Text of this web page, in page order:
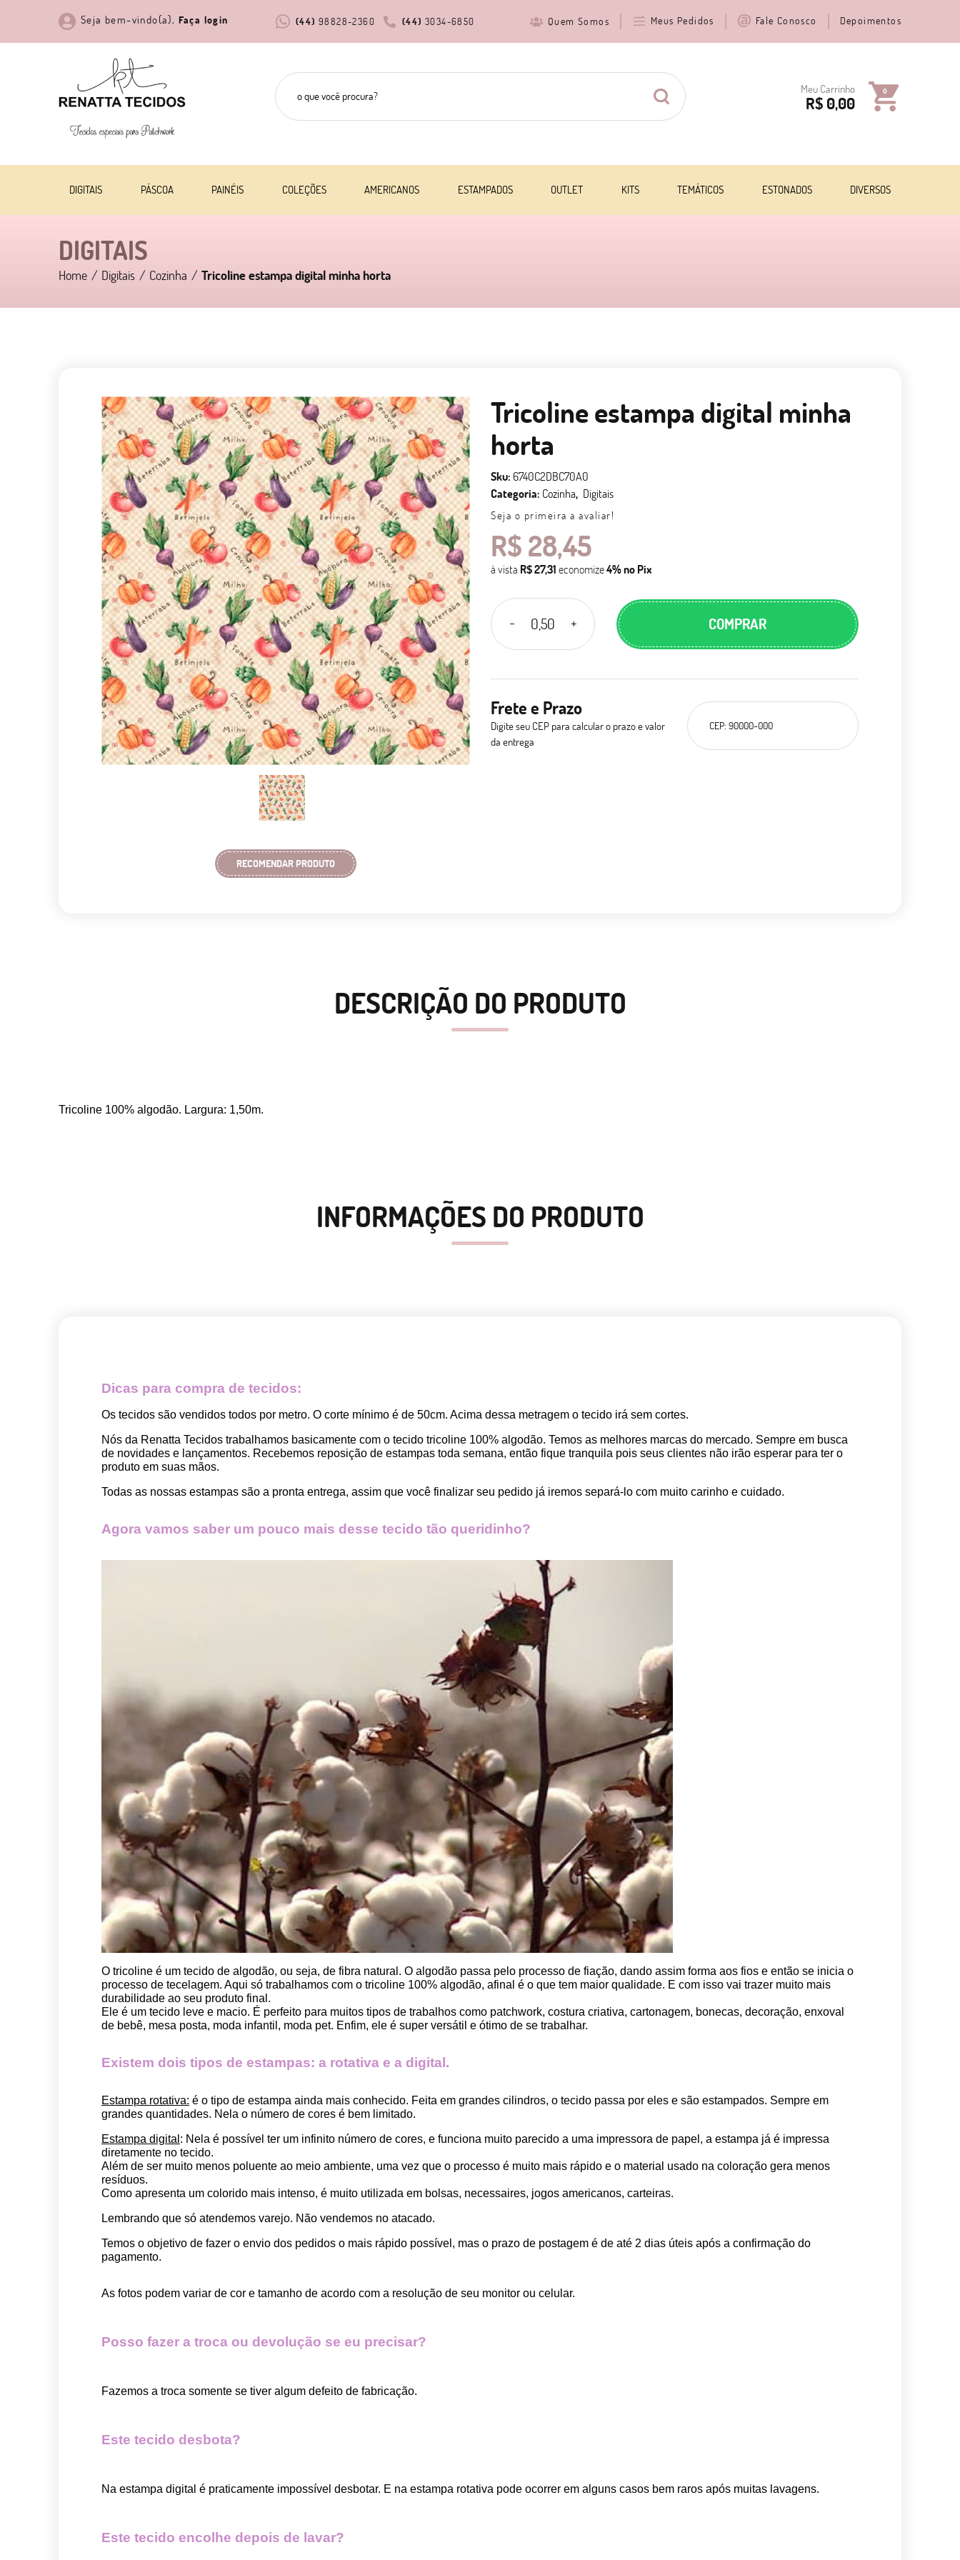
Seja bem-vindo(a), Faça login (44) 3034-6850
(44) 98828-2360 Quem Somos Meus Pedidos Fale Conosco Depoimentos
Meu Carrinho 0
R$ 0,00
DIGITAIS PÁSCOA PAINÉIS COLEÇÕES AMERICANOS ESTAMPADOS OUTLET KITS TEMÁTICOS ESTONADOS DIVERSOS
DIGITAIS
Home Digitais Cozinha Tricoline estampa digital minha horta
RECOMENDAR PRODUTO
Tricoline estampa digital minha
horta
Sku: 6740C2DBC70A0
Categoria: Cozinha Digitais
Seja o primeira a avaliar!
R$ 28,45
à vista R$ 27,31 economize4%no Pix
COMPRAR
Frete e Prazo
Digite seu CEP para calcular o prazo e valor
da entrega
DESCRIÇÃO DO PRODUTO
Tricoline 100% algodão. Largura: 1,50m.
INFORMAÇÕES DO PRODUTO
Dicas para compra de tecidos:
Os tecidos são vendidos todos por metro. O corte mínimo é de 50cm. Acima dessa metragem o tecido irá sem cortes.
Nós da Renatta Tecidos trabalhamos basicamente com o tecido tricoline 100% algodão. Temos as melhores marcas do mercado. Sempre em busca
de novidades e lançamentos. Recebemos reposição de estampas toda semana, então fique tranquila pois seus clientes não irão esperar para ter o
produto em suas mãos.
Todas as nossas estampas são a pronta entrega, assim que você finalizar seu pedido já iremos separá-lo com muito carinho e cuidado.
Agora vamos saber um pouco mais desse tecido tão queridinho?
O tricoline é um tecido de algodão, ou seja, de fibra natural. O algodão passa pelo processo de fiação, dando assim forma aos fios e então se inicia o
processo de tecelagem. Aqui só trabalhamos com o tricoline 100% algodão, afinal é o que tem maior qualidade. E com isso vai trazer muito mais
durabilidade ao seu produto final.
Ele é um tecido leve e macio. É perfeito para muitos tipos de trabalhos como patchwork, costura criativa, cartonagem, bonecas, decoração, enxoval
de bebê, mesa posta, moda infantil, moda pet. Enfim, ele é super versátil e ótimo de se trabalhar.
Existem dois tipos de estampas: a rotativa e a digital.
Estampa rotativa: é o tipo de estampa ainda mais conhecido. Feita em grandes cilindros, o tecido passa por eles e são estampados. Sempre em
grandes quantidades. Nela o número de cores é bem limitado.
Estampa digital : Nela é possível ter um infinito número de cores, e funciona muito parecido a uma impressora de papel, a estampa já é impressa
diretamente no tecido.
Além de ser muito menos poluente ao meio ambiente, uma vez que o processo é muito mais rápido e o material usado na coloração gera menos
resíduos.
Como apresenta um colorido mais intenso, é muito utilizada em bolsas, necessaires, jogos americanos, carteiras.
Lembrando que só atendemos varejo. Não vendemos no atacado.
Temos o objetivo de fazer o envio dos pedidos o mais rápido possível, mas o prazo de postagem é de até 2 dias úteis após a confirmação do
pagamento.
As fotos podem variar de cor e tamanho de acordo com a resolução de seu monitor ou celular.
Posso fazer a troca ou devolução se eu precisar?
Fazemos a troca somente se tiver algum defeito de fabricação.
Este tecido desbota?
Na estampa digital é praticamente impossível desbotar. E na estampa rotativa pode ocorrer em alguns casos bem raros após muitas lavagens.
Este tecido encolhe depois de lavar?